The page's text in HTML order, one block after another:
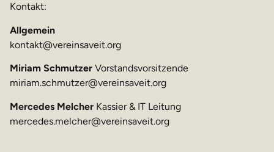
Kontakt:
Allgemein
kontakt@vereinsaveit.org
Miriam Schmutzer Vorstandsvorsitzende
miriam.schmutzer@vereinsaveit.org
Mercedes Melcher Kassier & IT Leitung
mercedes.melcher@vereinsaveit.org